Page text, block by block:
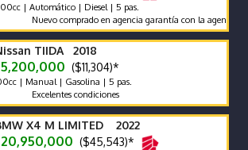
| Automático | Diesel | 5 pas.
Nuevo comprado en agencia garantía con la agencia se
TIIDA 2018
5,200,000 ($11,304)*
| Manual | Gasolina | 5 pas.
Excelentes condiciones
X4 M LIMITED 2022
20,950,000 ($45,543)*